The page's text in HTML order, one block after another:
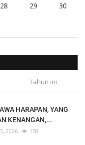
28 29 30
Tahun ini
HARAPAN, YANG
KENANGAN,...
2026 158